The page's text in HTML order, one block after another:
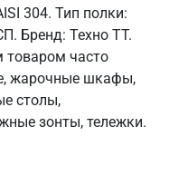
304. Тип полки:
Бренд: Техно ТТ.
товаром часто
жарочные шкафы,
столы,
зонты, тележки.